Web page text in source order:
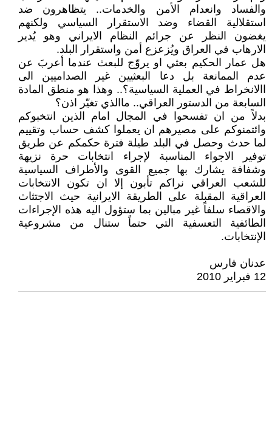
والفساد وانعدام الأمن والخدمات.. يتظاهرون ضد
استقلالية القضاء وضد الاستقرار السياسي ولكنهم
يغضون النظر عن جرائم النظام الايراني وهو يُدير
الارهاب في العراق ويُزعزع أمن واستقرار البلد.
هل عمار الحكيم بعثي او يروّج للبعث عندما أعربَ عن
عدم الممانعة بل دعا البعثيين غير الصداميين الى
االانخراط في العملية السياسية؟.. وهذا هو منطق المادة
السابعة من الدستور العراقي.. ماالذي تغيّر اذن؟
بدلاً من ان تفسحوا في المجال امام الذين انتخبوكم
وائتمنوكم على مصيرهم ان يعملوا كشف حساب وتقييم
لما حدث وحصل في البلد طيلة فترة حكمكم عن طريق
توفير الاجواء المناسبة لإجراء انتخابات حرة نزيهة
وشفافة يشارك بها جميع القوى والأطراف السياسية
للشعب العراقي نراكم تأبون إلا ان تكون الانتخابات
العراقية المقبلة على الطريقة الايرانية حيث الاجتثاث
والاقصاء سلفاً غير مبالين بما ستؤول اليه هذه الإجراءات
الطائفية التعسفية التي حتماً ستنال من مشروعية
الإنتخابات.
عدنان فارس
12 فبراير 2010